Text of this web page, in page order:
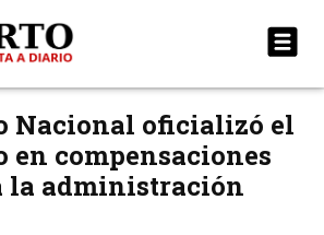
Nacional oficializó el
en compensaciones
la administración